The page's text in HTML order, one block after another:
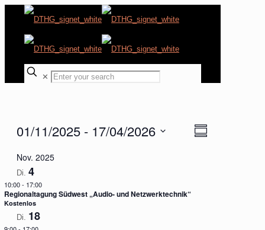
✕
Ansichten-
Veranstaltung
Ansichten-
Summary
01/11/2025 - 17/04/2026
date.
Nov. 2025
Di. 4
10:00- 17:00
Regionaltagung Südwest „Audio- und Netzwerktechnik“
Kostenlos
Di. 18